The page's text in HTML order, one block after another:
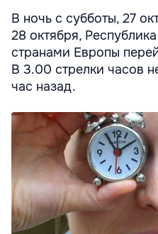
В ночь с субботы, 27
28 октября,
странами Европы
В 3.00 стрелки часов
час назад.